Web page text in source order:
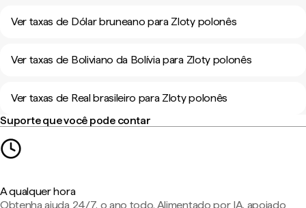
Ver taxas de Dólar bruneano para Zloty polonês
Ver taxas de Boliviano da Bolívia para Zloty polonês
Ver taxas de Real brasileiro para Zloty polonês
Suporte que você pode contar
A qualquer hora
Obtenha ajuda 24/7, o ano todo. Alimentado por IA, apoiado